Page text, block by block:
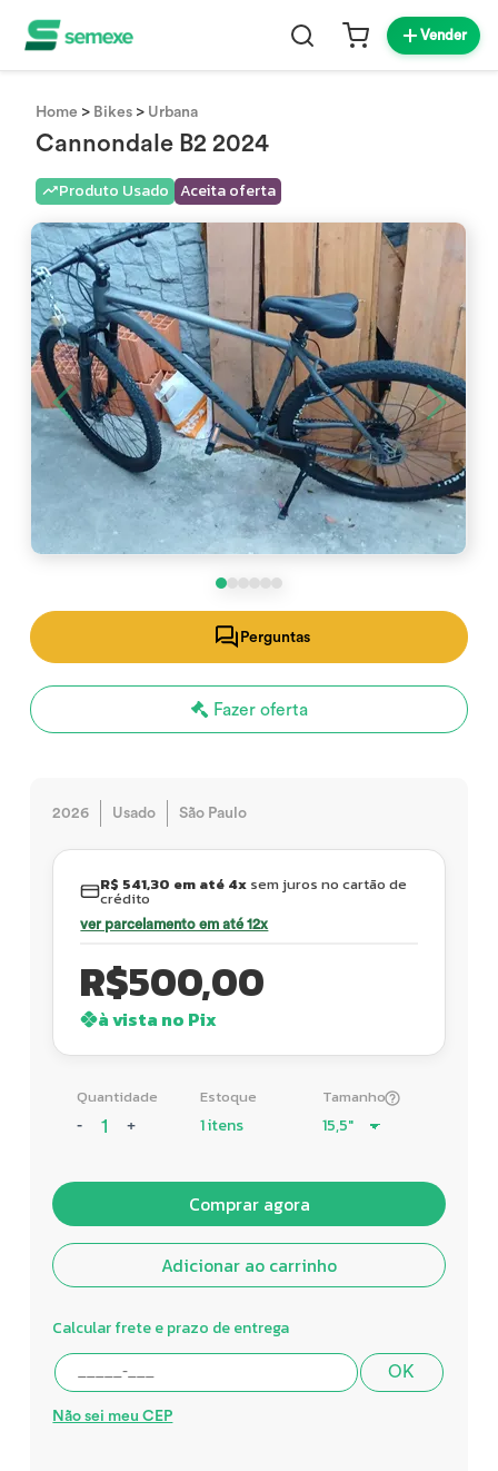
Vender
Home > Bikes > Urbana
Cannondale B2 2024
Produto Usado Aceita oferta
Perguntas
Fazer oferta
2026 Usado São Paulo
R$ 541,30 em até 4x sem juros no cartão de
crédito
ver parcelamento em até 12x
R$500,00
à vista no Pix
Quantidade
- +
Estoque
1 itens
Tamanho
Comprar agora
Adicionar ao carrinho
Calcular frete e prazo de entrega
OK
Não sei meu CEP